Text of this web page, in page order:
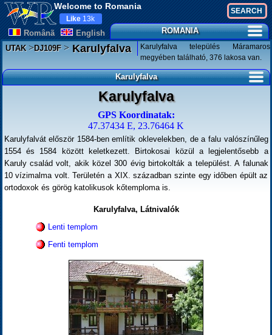
Welcome to Romania
Românã English
Like 13k
ROMANIA
UTAK>DJ109F>Karulyfalva
Karulyfalva település Máramaros
megyében található, 376 lakosa van.
Karulyfalva
Karulyfalva
GPS Koordinatak:
47.37434 E, 23.76464 K
Karulyfalvát először 1584-ben említik oklevelekben, de a falu valószínűleg
1554 és 1584 között keletkezett. Birtokosai közül a legjelentősebb a
Karuly család volt, akik közel 300 évig birtokolták a települést. A falunak
10 vízimalma volt. Területén a XIX. században szinte egy időben épült az
ortodoxok és görög katolikusok kőtemploma is.
Karulyfalva, Látnivalók
Lenti templom
Fenti templom